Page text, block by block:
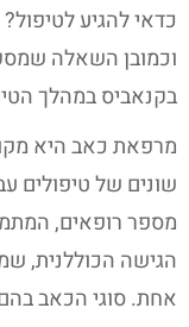
כדאי להגיע
וכמובן השאלה
בקנאביס במהלך
מרפאת כאב היא
שונים של טיפולים
מספר רופאים,
הגישה הכוללנית,
אחת. סוגי הכאב